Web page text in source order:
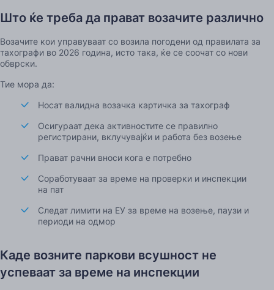
Што ќе треба да прават возачите различно
Возачите кои управуваат со возила погодени од правилата за
тахографи во 2026 година, исто така, ќе се соочат со нови
обврски.
Тие мора да:
Носат валидна возачка картичка за тахограф
Осигураат дека активностите се правилно
регистрирани, вклучувајќи и работа без возење
Прават рачни вноси кога е потребно
Соработуваат за време на проверки и инспекции
на пат
Следат лимити на ЕУ за време на возење, паузи и
периоди на одмор
Каде возните паркови всушност не
успеваат за време на инспекции